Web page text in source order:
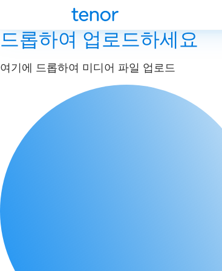
드롭하여 업로드하세요
여기에 드롭하여 미디어 파일 업로드